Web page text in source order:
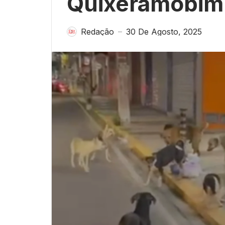
Redação — 30 De Agosto, 2025